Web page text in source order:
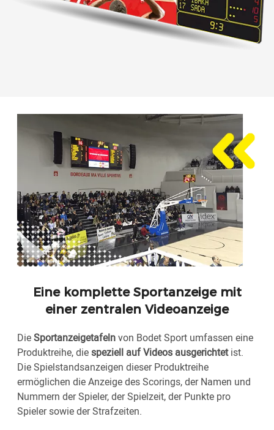
Eine komplette Sportanzeige mit
einer zentralen Videoanzeige
DieSportanzeigetafelnvon Bodet Sport umfassen eine
Produktreihe, die speziell auf Videos ausgerichtetist.
Die Spielstandsanzeigen dieser Produktreihe
ermöglichen die Anzeige des Scorings, der Namen und
Nummern der Spieler, der Spielzeit, der Punkte pro
Spieler sowie der Strafzeiten.